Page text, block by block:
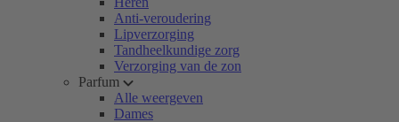
Anti-veroudering
Lipverzorging
Tandheelkundige zorg
Verzorging van de zon
Parfum
Alle weergeven
Dames